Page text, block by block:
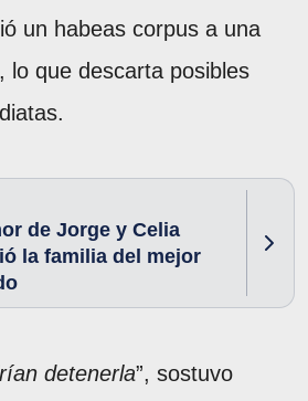
un habeas corpus a una
, lo que descarta posibles
de Jorge y Celia
la familia del mejor
detenerla”, sostuvo